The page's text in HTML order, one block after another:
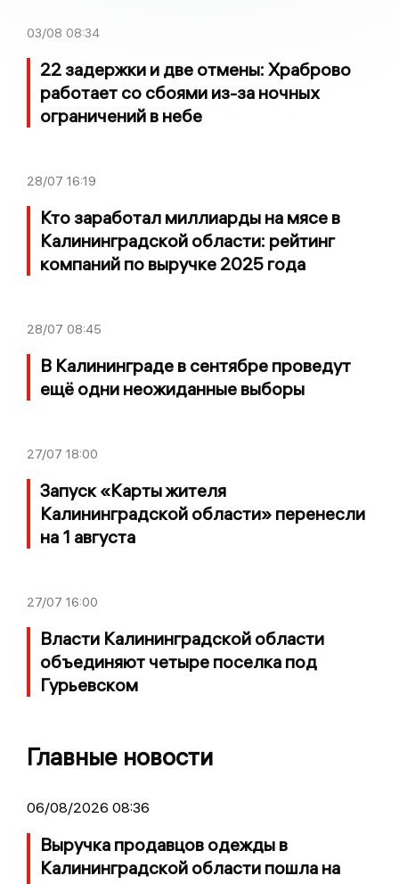
03/08 08:34
22 задержки и две отмены: Храброво
работает со сбоями из-за ночных
ограничений в небе
28/07 16:19
Кто заработал миллиарды на мясе в
Калининградской области: рейтинг
компаний по выручке 2025 года
28/07 08:45
В Калининграде в сентябре проведут
ещё одни неожиданные выборы
27/07 18:00
Запуск «Карты жителя
Калининградской области» перенесли
на 1 августа
27/07 16:00
Власти Калининградской области
объединяют четыре поселка под
Гурьевском
Главные новости
06/08/2026 08:36
Выручка продавцов одежды в
Калининградской области пошла на